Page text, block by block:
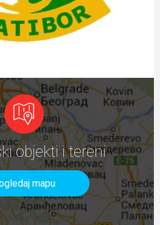
objekti i tereni
mapu